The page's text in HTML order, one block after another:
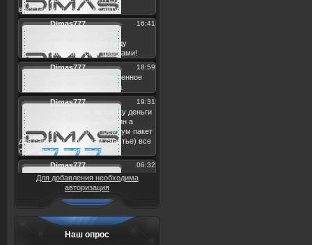
Для добавления необходима
авторизация
Наш опрос